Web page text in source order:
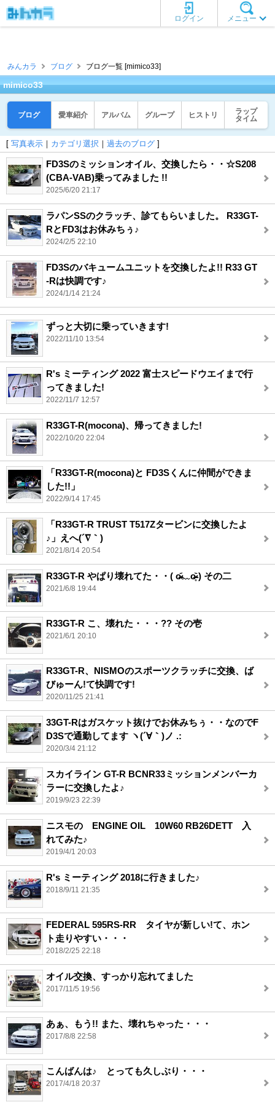
メニュー
ログイン
みんカラ ブログ ブログ一覧 [mimico33]
mimico33
ブログ 愛車紹介 アルバム グループ ヒストリ
ラップ
タイム
[ 写真表示 ｜ カテゴリ選択 ｜ 過去のブログ ]
FD3Sのミッションオイル、交換したら・・☆S208
(CBA-VAB)乗ってみました !!
2025/6/20 21:17
ラパンSSのクラッチ、診てもらいました。 R33GT-
RとFD3はお休みちぅ♪
2024/2/5 22:10
FD3Sのバキュームユニットを交換したよ!! R33 GT
-Rは快調です♪
2024/1/14 21:24
ずっと大切に乗っていきます!
2022/11/10 13:54
R's ミーティング 2022 富士スピードウエイまで行
ってきました!
2022/11/7 12:57
R33GT-R(mocona)、帰ってきました!
2022/10/20 22:04
「R33GT-R(mocona)と FD3Sくんに仲間ができま
した!!」
2022/9/14 17:45
「R33GT-R TRUST T517Zタービンに交換したよ
♪」えへ(´∇｀)
2021/8/14 20:54
R33GT-R やぱり壊れてた・・( o̴̶̷᷄﹏o̴̶̷̥᷅ ) その二
2021/6/8 19:44
R33GT-R こ、壊れた・・・?? その壱
2021/6/1 20:10
R33GT-R、NISMOのスポーツクラッチに交換、ば
びゅーん!て快調です!
2020/11/25 21:41
33GT-Rはガスケット抜けでお休みちぅ・・なのでF
D3Sで通勤してます ヽ(´∀｀)ノ .:
2020/3/4 21:12
スカイライン GT-R BCNR33ミッションメンバーカ
ラーに交換したよ♪
2019/9/23 22:39
ニスモの ENGINE OIL 10W60 RB26DETT 入
れてみた♪
2019/4/1 20:03
R's ミーティング 2018に行きました♪
2018/9/11 21:35
FEDERAL 595RS-RR タイヤが新しい!て、ホン
ト走りやすい・・・
2018/2/25 22:18
オイル交換、すっかり忘れてました
2017/11/5 19:56
あぁ、もう!! また、壊れちゃった・・・
2017/8/8 22:58
こんばんは♪ とっても久しぶり・・・
2017/4/18 20:37